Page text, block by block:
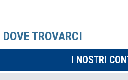
DOVE TROVARCI
I NOSTRI